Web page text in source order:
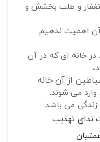
و طلب بخشش و
آن اهمیت ندهیم
در خانه ای که در آن
از آن خانه
می شوند.
می باشد.
ندای تهذیب